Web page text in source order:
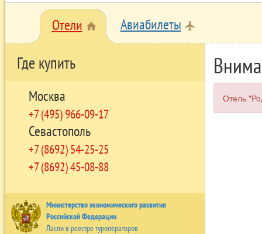
Отели home Авиабилеты local_airport
Где купить
Москва
+7 (495) 966-09-17
Севастополь
+7 (8692) 54-25-25
+7 (8692) 45-08-88
Министерство экономического развития
Российской Федерации
Ласпи в реестре туроператоров
Отель